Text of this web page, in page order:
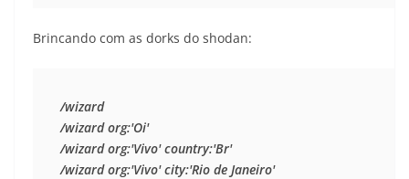
Brincando com as dorks do shodan:
/wizard
/wizard org:'Oi'
/wizard org:'Vivo' country:'Br'